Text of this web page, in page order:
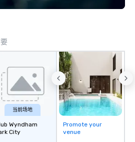
Unlike traditional
and produced as one
program, tailored
group, your goals and
destination. With over
experience in
and experiential
delivers elevated
creative, polished
当前场地
Wyndham
City
Promote your
venue